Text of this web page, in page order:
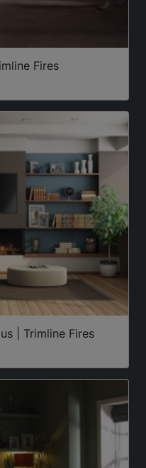
Fires
| Trimline Fires